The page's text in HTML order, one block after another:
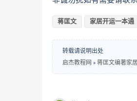
蒋匡文 家居开运一本通
转载请说明出处
启杰教程网 » 蒋匡文编著家